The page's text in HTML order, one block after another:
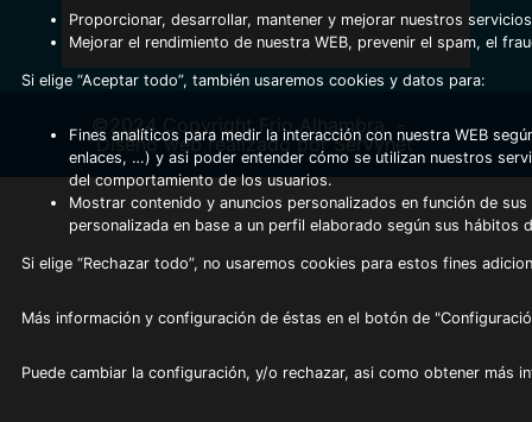
©2024 Copyright Frio Alhambra
Diseño web realizado por Servynet
Proporcionar, desarrollar, mantener y mejorar nuestros
Mejorar el rendimiento de nuestra WEB, prevenir el spam, el
Si elige “Aceptar todo”, también usaremos cookies y datos para:
Fines analíticos para medir la interacción con nuestra WEB
enlaces, …) y asi poder entender cómo se utilizan nuestros
del comportamiento de los usuarios.
Mostrar contenido y anuncios personalizados en función de
personalizada en base a un perfil elaborado según sus hábitos
Si elige “Rechazar todo”, no usaremos cookies para estos fines
Más información y configuración de éstas en el botón de
Puede cambiar la configuración, y/o rechazar, asi como obtener más